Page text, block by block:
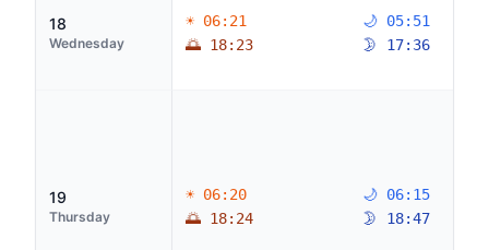
18
Wednesday
☀ 06:21
🌅 18:23
🌙 05:51
🌛 17:36
19
Thursday
☀ 06:20
🌅 18:24
🌙 06:15
🌛 18:47